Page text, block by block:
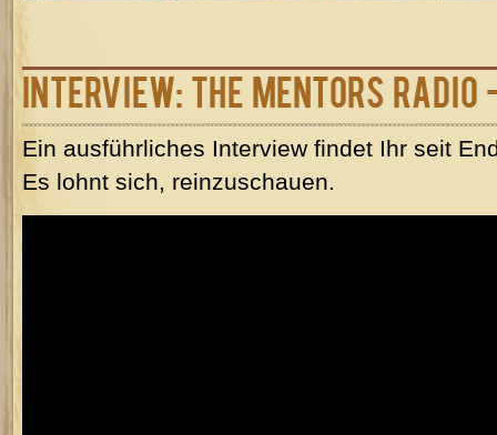
Interview: The Mentors Radio
Ein ausführliches Interview findet Ihr seit
Es lohnt sich, reinzuschauen.